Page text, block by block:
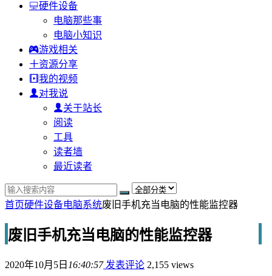
硬件设备
电脑那些事
电脑小知识
游戏相关
资源分享
我的视频
对我说
关于站长
阅读
工具
读者墙
最近读者
首页硬件设备电脑系统废旧手机充当电脑的性能监控器
废旧手机充当电脑的性能监控器
2020年10月5日 16:40:57发表评论 2,155 views